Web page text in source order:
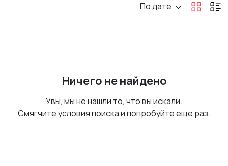
По дате
Ничего не найдено
Увы, мы не нашли то, что вы искали.
Смягчите условия поиска и попробуйте еще раз.